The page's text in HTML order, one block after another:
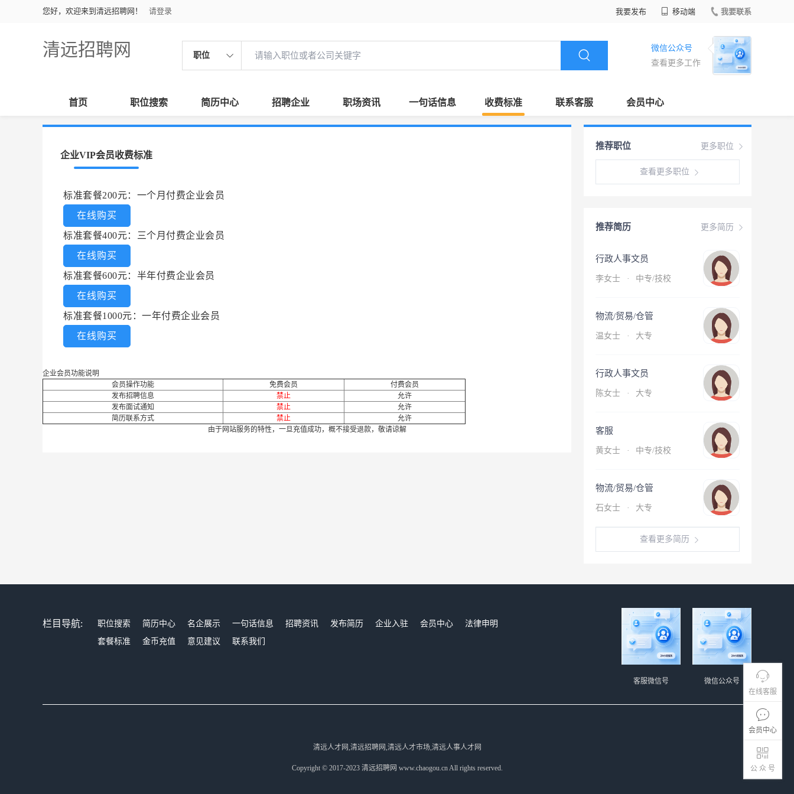
您好，欢迎来到清远招聘网！ 请登录 我要发布 移动端 我要联系
清远招聘网 职位
微信公众号
查看更多工作
首页 职位搜索 简历中心 招聘企业 职场资讯 一句话信息 收费标准 联系客服 会员中心
在线客服
会员中心
公 众 号
企业VIP会员收费标准
标准套餐200元：一个月付费企业会员
在线购买
标准套餐400元：三个月付费企业会员
在线购买
标准套餐600元：半年付费企业会员
在线购买
标准套餐1000元：一年付费企业会员
在线购买
企业会员功能说明
会员操作功能
免费会员
付费会员
发布招聘信息
禁止
允许
发布面试通知
禁止
允许
简历联系方式
禁止
允许
由于网站服务的特性，一旦充值成功，概不接受退款，敬请谅解
更多职位
推荐职位
查看更多职位
更多简历
推荐简历
行政人事文员
李女士 · 中专/技校
物流/贸易/仓管
温女士 · 大专
行政人事文员
陈女士 · 大专
客服
黄女士 · 中专/技校
物流/贸易/仓管
石女士 · 大专
查看更多简历
栏目导航: 职位搜索 简历中心 名企展示 一句话信息 招聘资讯 发布简历 企业入驻 会员中心
法律申明
套餐标准
金币充值 意见建议 联系我们
微信公众号
客服微信号
清远人才网,清远招聘网,清远人才市场,清远人事人才网
Copyright © 2017-2023 清远招聘网 www.chaogou.cn All rights reserved.